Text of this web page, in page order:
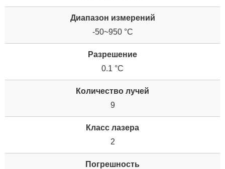
Диапазон измерений
-50~950 °C
Разрешение
0.1 °C
Количество лучей
9
Класс лазера
2
Погрешность